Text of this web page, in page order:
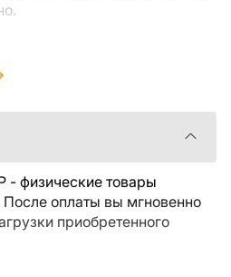
или обмену после их
товара и задать все
перед покупкой. Если у
напрямую.
физические товары
После оплаты вы мгновенно
приобретенного